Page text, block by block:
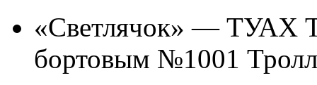
«Светлячок» — ТУАХ
бортовым №1001